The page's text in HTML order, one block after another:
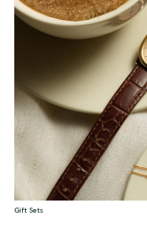
Gift Sets